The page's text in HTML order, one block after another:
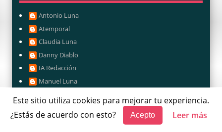
Este sitio utiliza cookies para mejorar tu experiencia.
¿Estás de acuerdo con esto?
Acepto Leer más
Antonio Luna
Atemporal
Claudia Luna
Danny Diablo
IA Redacción
Manuel Luna
Redacción LUNA NOTICIAS